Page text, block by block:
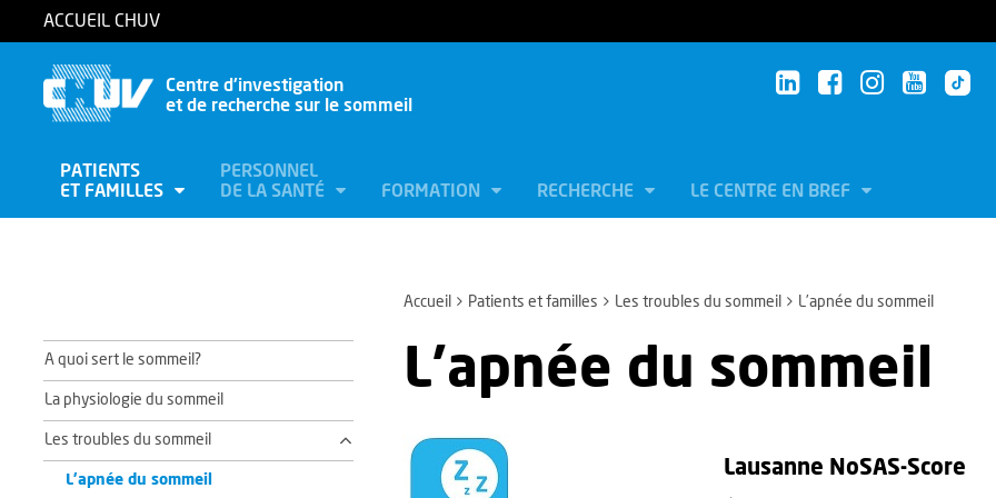
ACCUEIL CHUV
Centre d'investigation
et de recherche sur le sommeil
PATIENTS
ET FAMILLES
PERSONNEL
DE LA SANTÉ
FORMATION RECHERCHE LE CENTRE EN BREF
Accueil Patients et familles Les troubles du sommeil L’apnée du sommeil
A quoi sert le sommeil?
La physiologie du sommeil
Les troubles du sommeil
L’apnée du sommeil
L’apnée du sommeil
Lausanne NoSAS-Score